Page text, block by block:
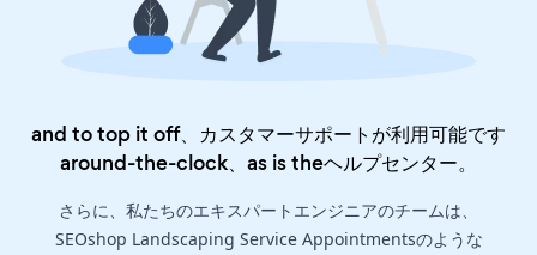
and to top it off、カスタマーサポートが利用可能です
around-the-clock、as is theヘルプセンター。
さらに、私たちのエキスパートエンジニアのチームは、
SEOshop Landscaping Service Appointmentsのような